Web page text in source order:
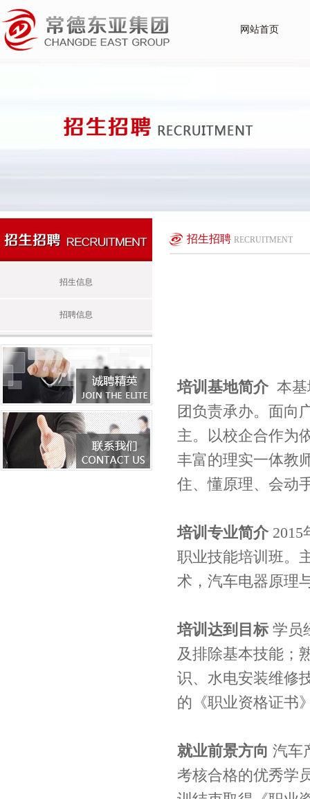
网站首页
招生信息
招聘信息
招生招聘 RECRUITMENT
培训基地简介本基
团负责承办。面向
主。以校企合作为
丰富的理实一体教
住、懂原理、会动
培训专业简介2015
职业技能培训班。
术，汽车电器原理
培训达到目标学员
及排除基本技能；
识、水电安装维修
的《职业资格证书
就业前景方向 汽车
考核合格的优秀学